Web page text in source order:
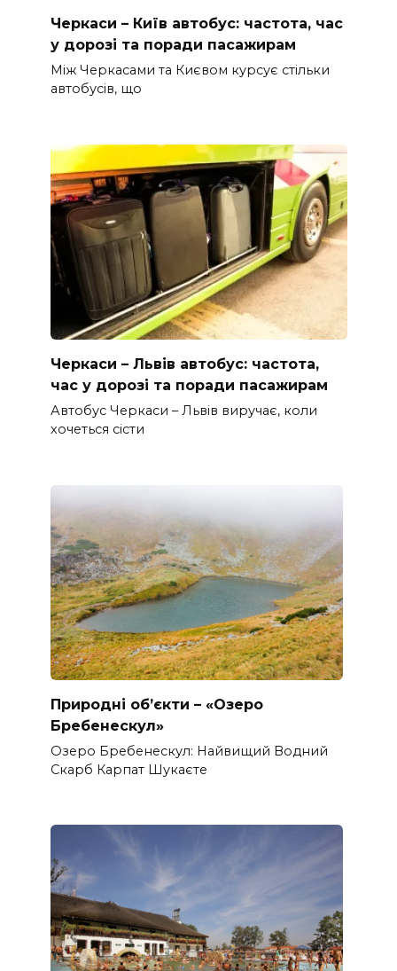
Черкаси – Київ автобус: частота, час
у дорозі та поради пасажирам
Між Черкасами та Києвом курсує стільки
автобусів, що
Черкаси – Львів автобус: частота,
час у дорозі та поради пасажирам
Автобус Черкаси – Львів виручає, коли
хочеться сісти
Природні об’єкти – «Озеро
Бребенескул»
Озеро Бребенескул: Найвищий Водний
Скарб Карпат Шукаєте